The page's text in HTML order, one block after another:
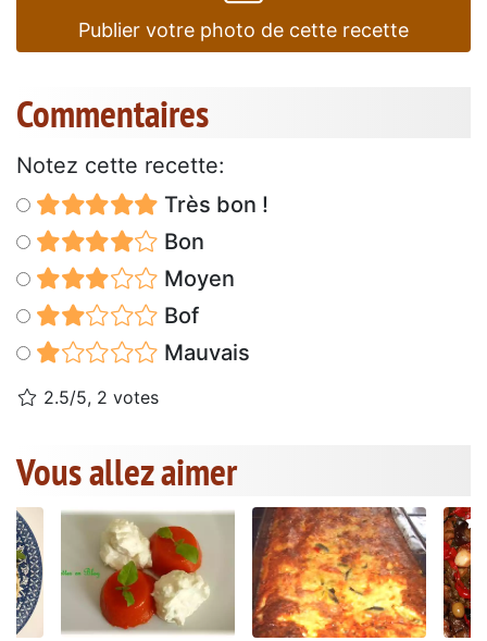
Publier votre photo de cette recette
Commentaires
Notez cette recette:
Très bon !
Bon
Moyen
Bof
Mauvais
2.5/5, 2 votes
Vous allez aimer